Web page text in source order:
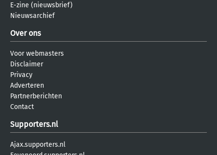
E-zine (nieuwsbrief)
Nieuwsarchief
Over ons
Voor webmasters
Disclaimer
Privacy
Adverteren
Partnerberichten
Contact
Supporters.nl
Ajax.supporters.nl